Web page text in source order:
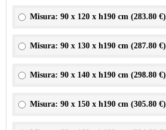
Misura: 90 x 120 x h190 cm (283.80 €)
Misura: 90 x 130 x h190 cm (287.80 €)
Misura: 90 x 140 x h190 cm (298.80 €)
Misura: 90 x 150 x h190 cm (305.80 €)